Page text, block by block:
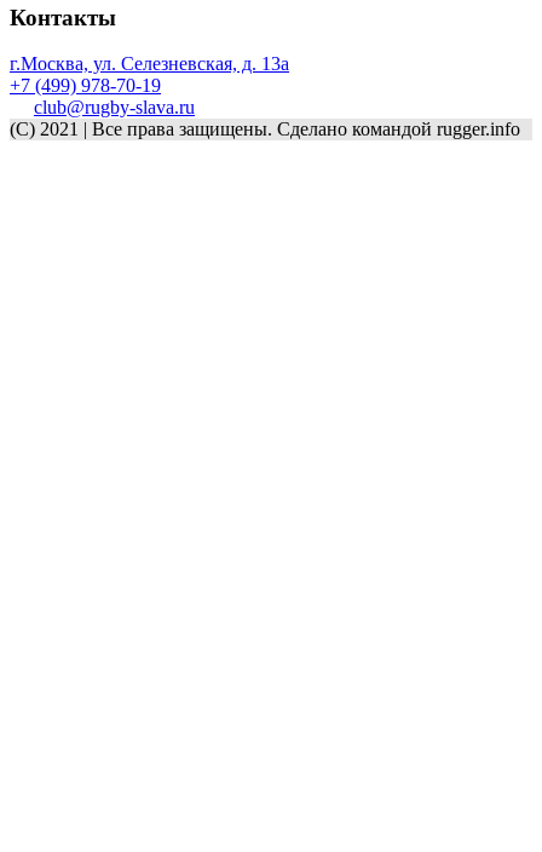
Контакты
г.Москва, ул. Селезневская, д. 13a
+7 (499) 978-70-19
club@rugby-slava.ru
(C) 2021 | Все права защищены. Сделано командой rugger.info